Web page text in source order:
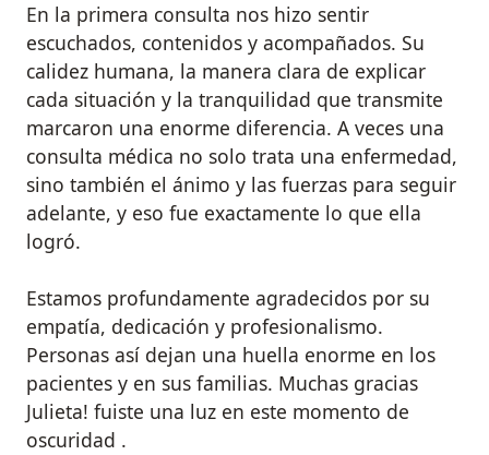
En la primera consulta nos hizo sentir
escuchados, contenidos y acompañados. Su
calidez humana, la manera clara de explicar
cada situación y la tranquilidad que transmite
marcaron una enorme diferencia. A veces una
consulta médica no solo trata una enfermedad,
sino también el ánimo y las fuerzas para seguir
adelante, y eso fue exactamente lo que ella
logró.
Estamos profundamente agradecidos por su
empatía, dedicación y profesionalismo.
Personas así dejan una huella enorme en los
pacientes y en sus familias. Muchas gracias
Julieta! fuiste una luz en este momento de
oscuridad .